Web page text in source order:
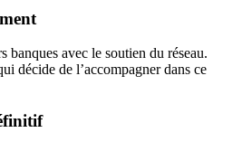
banques avec le soutien du réseau.
décide de l’accompagner dans ce